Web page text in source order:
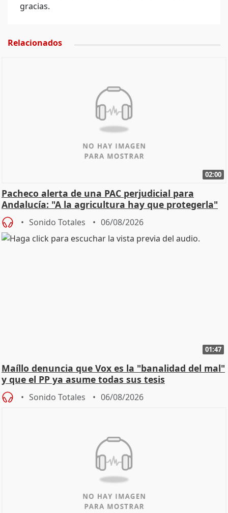
gracias.
Relacionados
02:00
Pacheco alerta de una PAC perjudicial para
Andalucía: "A la agricultura hay que protegerla"
Sonido Totales 06/08/2026
01:47
Maíllo denuncia que Vox es la "banalidad del mal"
y que el PP ya asume todas sus tesis
Sonido Totales 06/08/2026